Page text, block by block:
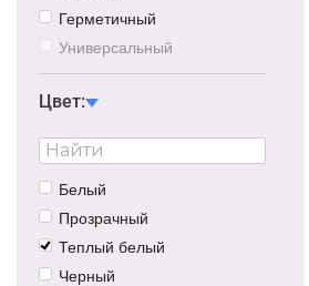
Герметичный
Универсальный
Цвет:
Белый
Прозрачный
Теплый белый
Черный